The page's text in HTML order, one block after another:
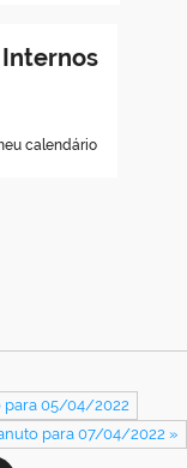
calendário
para 05/04/2022
para 07/04/2022 »